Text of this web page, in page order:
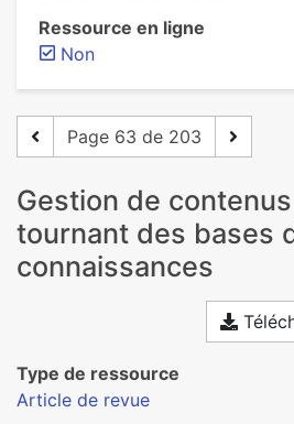
Ressource en ligne
Non
Page 63 de 203
Gestion de
tournant des bases
connaissances
Type de ressource
Article de revue